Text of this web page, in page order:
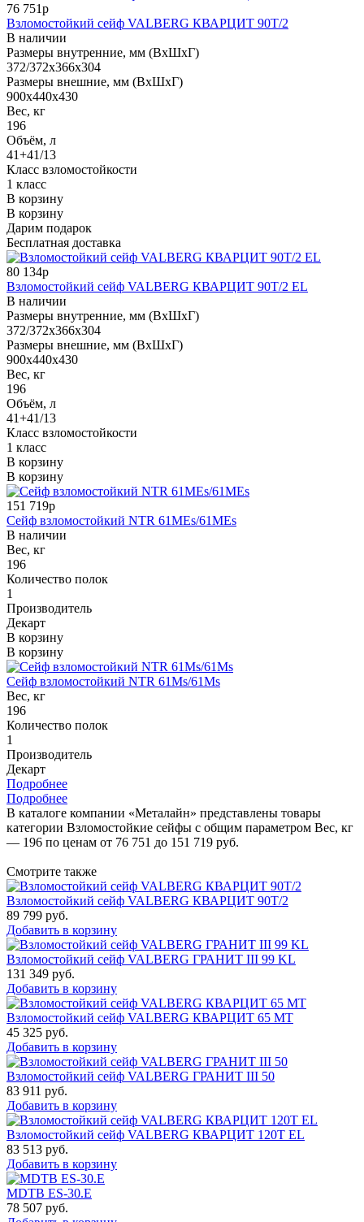
76 751р
Взломостойкий сейф VALBERG КВАРЦИТ 90Т/2
В наличии
Размеры внутренние, мм (ВхШхГ)
372/372x366x304
Размеры внешние, мм (ВхШхГ)
900x440x430
Вес, кг
196
Объём, л
41+41/13
Класс взломостойкости
1 класс
В корзину
В корзину
Дарим подарок
Бесплатная доставка
80 134р
Взломостойкий сейф VALBERG КВАРЦИТ 90Т/2 EL
В наличии
Размеры внутренние, мм (ВхШхГ)
372/372x366x304
Размеры внешние, мм (ВхШхГ)
900x440x430
Вес, кг
196
Объём, л
41+41/13
Класс взломостойкости
1 класс
В корзину
В корзину
151 719р
Сейф взломостойкий NTR 61MEs/61MEs
В наличии
Вес, кг
196
Количество полок
1
Производитель
Декарт
В корзину
В корзину
Сейф взломостойкий NTR 61Ms/61Ms
Вес, кг
196
Количество полок
1
Производитель
Декарт
Подробнее
Подробнее
В каталоге компании «Металайн» представлены товары
категории Взломостойкие сейфы с общим параметром Вес, кг
— 196 по ценам от 76 751 до 151 719 руб.
Смотрите также
Взломостойкий сейф VALBERG КВАРЦИТ 90Т/2
89 799 руб.
Добавить в корзину
Взломостойкий сейф VALBERG ГРАНИТ III 99 KL
131 349 руб.
Добавить в корзину
Взломостойкий сейф VALBERG КВАРЦИТ 65 МТ
45 325 руб.
Добавить в корзину
Взломостойкий сейф VALBERG ГРАНИТ III 50
83 911 руб.
Добавить в корзину
Взломостойкий сейф VALBERG КВАРЦИТ 120Т EL
83 513 руб.
Добавить в корзину
MDTB ES-30.Е
78 507 руб.